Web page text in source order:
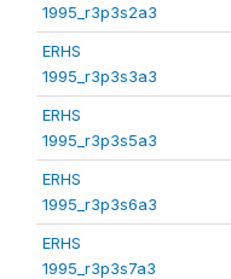
1995_r3p3s2a3
ERHS
1995_r3p3s3a3
ERHS
1995_r3p3s5a3
ERHS
1995_r3p3s6a3
ERHS
1995_r3p3s7a3